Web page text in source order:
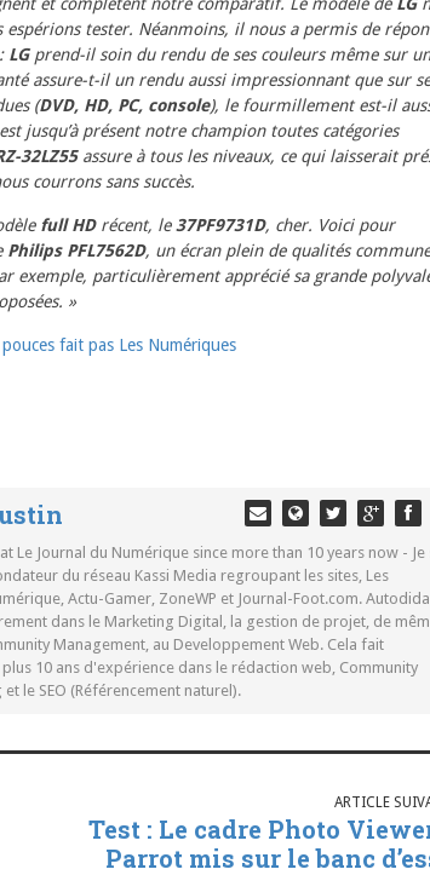
espérions tester. Néanmoins, il nous a permis de
LGprend-il soin du rendu de ses couleurs même sur
assure-t-il un rendu aussi impressionnant que sur
(DVD, HD, PC, console), le fourmillement est-il
jusqu’à présent notre champion toutes catégories
32LZ55assure à tous les niveaux, ce qui laisserait
courrons sans succès.
full HDrécent, le37PF9731D, cher. Voici pour
Philips PFL7562D, un écran plein de qualités
exemple, particulièrement apprécié sa grande
»
fait pas Les Numériques
Le Journal du Numérique since more than 10 years now - Je
du réseau Kassi Media regroupant les sites, Les
Actu-Gamer, ZoneWP et Journal-Foot.com.
dans le Marketing Digital, la gestion de projet, de
Management, au Developpement Web. Cela fait
10 ans d'expérience dans le rédaction web, Community
le SEO (Référencement naturel).
ARTICLE
Test : Le cadre Photo
Parrot mis sur le banc